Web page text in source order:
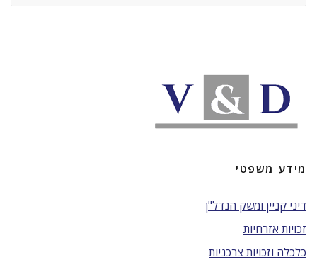
מידע משפטי
דיני קניין ומשק הנדל"ן
זכויות אזרחיות
כלכלה וזכויות צרכניות